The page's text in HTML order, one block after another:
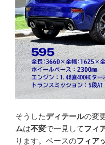
そうしたディテールの変
ムは不変で一見してフィ
ります。ベースのフィア